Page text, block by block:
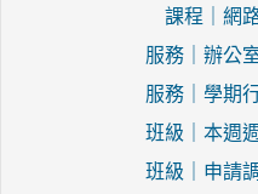
課程｜網
服務｜辦
服務｜
班級｜
班級｜申請